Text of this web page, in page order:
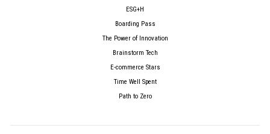
ESG+H
Boarding Pass
The Power of Innovation
Brainstorm Tech
E-commerce Stars
Time Well Spent
Path to Zero